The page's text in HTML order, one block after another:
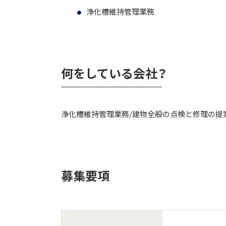
浄化槽維持管理業務
何をしている会社？
浄化槽維持管理業務/建物全般の点検と修理の提
募集要項